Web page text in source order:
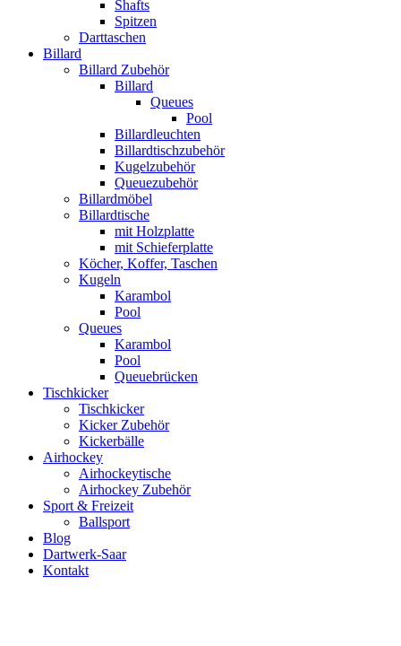
Shafts
Spitzen
Darttaschen
Billard
Billard Zubehör
Billard
Queues
Pool
Billardleuchten
Billardtischzubehör
Kugelzubehör
Queuezubehör
Billardmöbel
Billardtische
mit Holzplatte
mit Schieferplatte
Köcher, Koffer, Taschen
Kugeln
Karambol
Pool
Queues
Karambol
Pool
Queuebrücken
Tischkicker
Tischkicker
Kicker Zubehör
Kickerbälle
Airhockey
Airhockeytische
Airhockey Zubehör
Sport & Freizeit
Ballsport
Blog
Dartwerk-Saar
Kontakt